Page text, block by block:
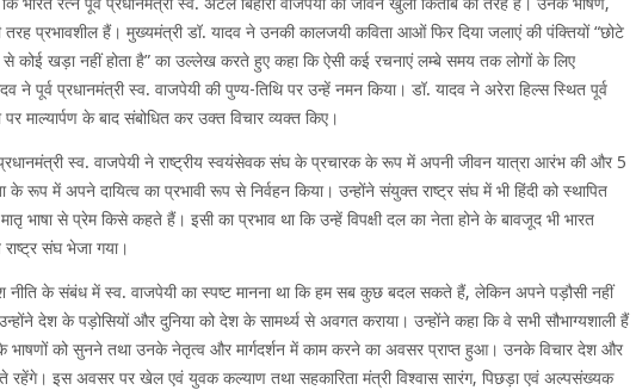
तरह प्रभावशील हैं। मुख्यमंत्री डॉ. यादव ने उनकी कालजयी कविता आओं फिर दिया जलाएं की पंक्तियों “छोटे
कोई खड़ा नहीं होता है” का उल्लेख करते हुए कहा कि ऐसी कई रचनाएं लम्बे समय तक लोगों के लिए
ने पूर्व प्रधानमंत्री स्व. वाजपेयी की पुण्य-तिथि पर उन्हें नमन किया। डॉ. यादव ने अरेरा हिल्स स्थित पूर्व
माल्यार्पण के बाद संबोधित कर उक्त विचार व्यक्त किए।
स्व. वाजपेयी ने राष्ट्रीय स्वयंसेवक संघ के प्रचारक के रूप में अपनी जीवन यात्रा आरंभ की और 5
के रूप में अपने दायित्व का प्रभावी रूप से निर्वहन किया। उन्होंने संयुक्त राष्ट्र संघ में भी हिंदी को स्थापित
भाषा से प्रेम किसे कहते हैं। इसी का प्रभाव था कि उन्हें विपक्षी दल का नेता होने के बावजूद भी भारत
संघ भेजा गया।
नीति के संबंध में स्व. वाजपेयी का स्पष्ट मानना था कि हम सब कुछ बदल सकते हैं, लेकिन अपने पड़ौसी नहीं
देश के पड़ोसियों और दुनिया को देश के सामर्थ्य से अवगत कराया। उन्होंने कहा कि वे सभी सौभाग्यशाली हैं
के भाषणों को सुनने तथा उनके नेतृत्व और मार्गदर्शन में काम करने का अवसर प्राप्त हुआ। उनके विचार देश और
रहेंगे। इस अवसर पर खेल एवं युवक कल्याण तथा सहकारिता मंत्री विश्वास सारंग, पिछड़ा एवं अल्पसंख्यक